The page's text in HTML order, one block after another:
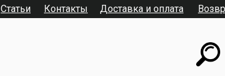
Доставка и оплата
Контакты
Статьи